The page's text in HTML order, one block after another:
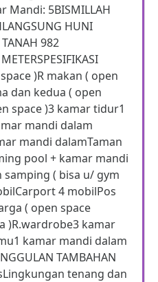
Mandi: 5BISMILLAH
HUNI
982
)R makan ( open
dan kedua ( open
space )3 kamar tidur1
mandi dalam
mandi dalamTaman
pool + kamar mandi
( bisa u/ gym
4 mobilPos
( open space
)R.wardrobe3 kamar
kamar mandi dalam
TAMBAHAN
tenang dan